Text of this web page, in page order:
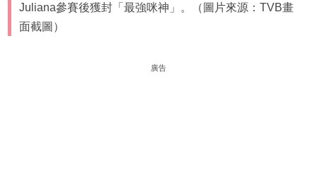
Juliana參賽後獲封「最強咪神」。（圖片來源：TVB畫
面截圖）
廣告